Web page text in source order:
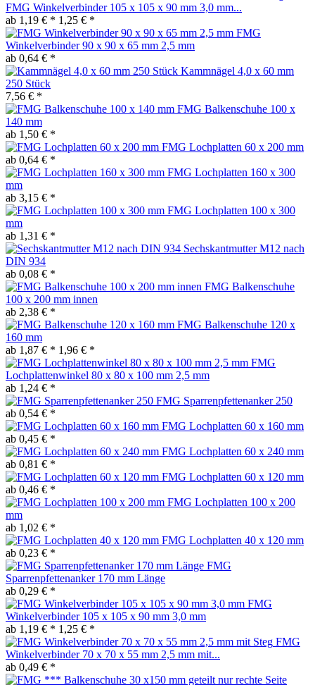
FMG Winkelverbinder 105 x 105 x 90 mm 3,0 mm...
ab 1,19 € * 1,25 € *
FMG
Winkelverbinder 90 x 90 x 65 mm 2,5 mm
ab 0,64 € *
Kammnägel 4,0 x 60 mm
250 Stück
7,56 € *
FMG Balkenschuhe 100 x
140 mm
ab 1,50 € *
FMG Lochplatten 60 x 200 mm
ab 0,64 € *
FMG Lochplatten 160 x 300
mm
ab 3,15 € *
FMG Lochplatten 100 x 300
mm
ab 1,31 € *
Sechskantmutter M12 nach
DIN 934
ab 0,08 € *
FMG Balkenschuhe
100 x 200 mm innen
ab 2,38 € *
FMG Balkenschuhe 120 x
160 mm
ab 1,87 € * 1,96 € *
FMG
Lochplattenwinkel 80 x 80 x 100 mm 2,5 mm
ab 1,24 € *
FMG Sparrenpfettenanker 250
ab 0,54 € *
FMG Lochplatten 60 x 160 mm
ab 0,45 € *
FMG Lochplatten 60 x 240 mm
ab 0,81 € *
FMG Lochplatten 60 x 120 mm
ab 0,46 € *
FMG Lochplatten 100 x 200
mm
ab 1,02 € *
FMG Lochplatten 40 x 120 mm
ab 0,23 € *
FMG
Sparrenpfettenanker 170 mm Länge
ab 0,29 € *
FMG
Winkelverbinder 105 x 105 x 90 mm 3,0 mm
ab 1,19 € * 1,25 € *
FMG
Winkelverbinder 70 x 70 x 55 mm 2,5 mm mit...
ab 0,49 € *